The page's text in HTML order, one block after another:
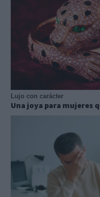
Lujo con carácter
Una joya para mujeres